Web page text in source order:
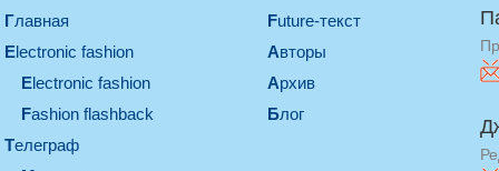
Главная
electronic fashion
electronic fashion
Fashion flashback
телеграф
Future-текст
Авторы
Архив
Блог